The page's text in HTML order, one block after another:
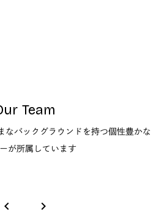
Team
なバックグラウンドを持つ個性豊かな
が所属しています
keyboard_arrow_left keyboard_arrow_right